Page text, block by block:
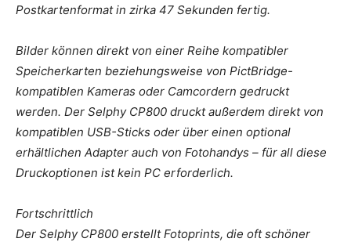
Postkartenformat in zirka 47 Sekunden fertig.
Bilder können direkt von einer Reihe kompatibler
Speicherkarten beziehungsweise von PictBridge-
kompatiblen Kameras oder Camcordern gedruckt
werden. Der Selphy CP800 druckt außerdem direkt von
kompatiblen USB-Sticks oder über einen optional
erhältlichen Adapter auch von Fotohandys – für all diese
Druckoptionen ist kein PC erforderlich.
Fortschrittlich
Der Selphy CP800 erstellt Fotoprints, die oft schöner